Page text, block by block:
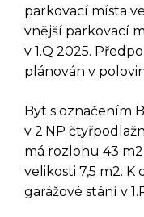
parkovací místa
vnější parkovací
v 1.Q 2025.
plánován v
Byt s označením
v 2.NP
má rozlohu 43
velikosti 7,5 m2.
garážové stání v